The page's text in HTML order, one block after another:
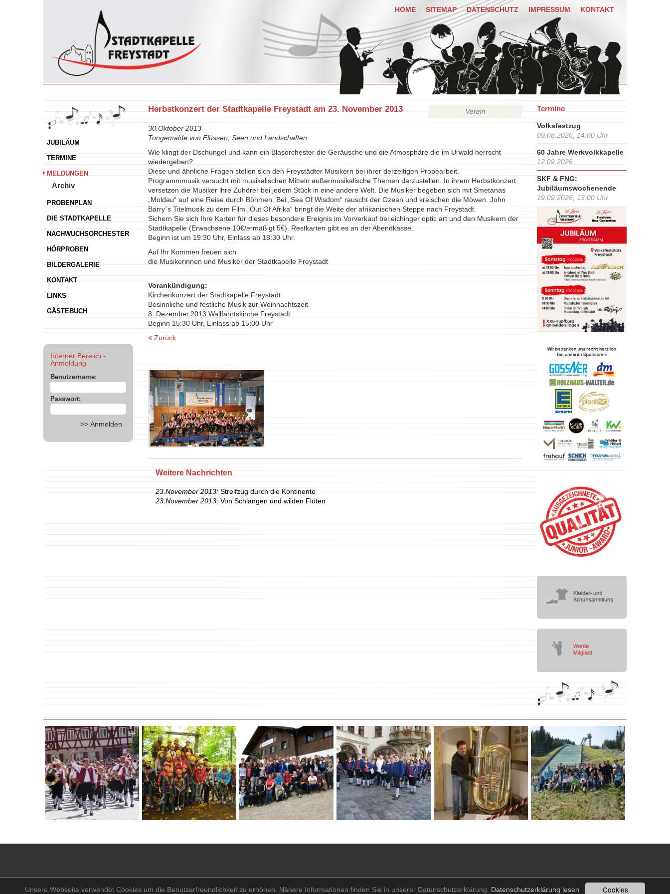
Cookies
Unsere Webseite verwendet Cookies um die Benutzerfreundlichkeit zu erhöhen. Nähere Informationen finden Sie in unserer Datenschutzerklärung. Datenschutzerklärung lesen
HOME SITEMAP DATENSCHUTZ IMPRESSUM KONTAKT
JUBILÄUM
TERMINE
MELDUNGEN
Archiv
PROBENPLAN
DIE STADTKAPELLE
NACHWUCHSORCHESTER
HÖRPROBEN
BILDERGALERIE
KONTAKT
LINKS
GÄSTEBUCH
Interner Bereich -
Anmeldung
Benutzername:
Passwort:
Herbstkonzert der Stadtkapelle Freystadt am 23. November 2013 Verein
30.Oktober 2013
Tongemälde von Flüssen, Seen und Landschaften
Wie klingt der Dschungel und kann ein Blasorchester die Geräusche und die Atmosphäre die im Urwald herrscht
wiedergeben?
Diese und ähnliche Fragen stellen sich den Freystädter Musikern bei ihrer derzeitigen Probearbeit.
Programmmusik versucht mit musikalischen Mitteln außermusikalische Themen darzustellen. In ihrem Herbstkonzert
versetzen die Musiker ihre Zuhörer bei jedem Stück in eine andere Welt. Die Musiker begeben sich mit Smetanas
„Moldau“ auf eine Reise durch Böhmen. Bei „Sea Of Wisdom“ rauscht der Ozean und kreischen die Möwen. John
Barry`s Titelmusik zu dem Film „Out Of Afrika“ bringt die Weite der afrikanischen Steppe nach Freystadt.
Sichern Sie sich Ihre Karten für dieses besondere Ereignis im Vorverkauf bei eichinger optic art und den Musikern der
Stadtkapelle (Erwachsene 10€/ermäßigt 5€). Restkarten gibt es an der Abendkasse.
Beginn ist um 19:30 Uhr, Einlass ab 18:30 Uhr.
Auf Ihr Kommen freuen sich
die Musikerinnen und Musiker der Stadtkapelle Freystadt
Vorankündigung:
Kirchenkonzert der Stadtkapelle Freystadt
Besinnliche und festliche Musik zur Weihnachtszeit
8. Dezember.2013 Wallfahrtskirche Freystadt
Beginn 15:30 Uhr, Einlass ab 15:00 Uhr
Zurück
Weitere Nachrichten
23.November 2013: Streifzug durch die Kontinente
23.November 2013: Von Schlangen und wilden Flöten
Termine
Volksfestzug
09.08.2026, 14:00 Uhr
60 Jahre Werkvolkkapelle
12.09.2026
SKF & FNG:
Jubiläumswochenende
19.09.2026, 13:00 Uhr